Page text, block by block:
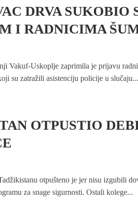
DRVA SUKOBIO
I RADNICIMA
Vakuf-Uskoplje zaprimila je prijavu
su zatražili asistenciju policije u slučaju...
OTPUSTIO
otpušteno je jer nisu izgubili
za snage sigurnosti. Ostali kolege...